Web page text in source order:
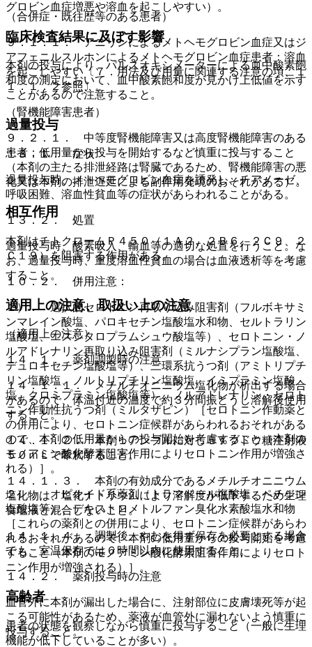
グロビン血症増悪や溶血を起こしやすい）。
臨床検査結果に及ぼす影響
本剤の投与により、パルスオキシメーターによる血中酸素飽
和度の測定において、血中酸素飽和度が見かけ上低値を示す
ことがあるので注意すること。
過量投与
１３．１． 症状
過量投与時、メトヘモグロビン血症を誘発し、チアノーゼ、
呼吸困難、溶血性貧血等の症状があらわれることがある。
１３．２． 処置
過量投与時、酸素吸入、輸血等の適切な処置を行うこと。な
お、過量投与時、重度溶血性貧血の場合は血液透析等を考慮
すること。
適用上の注意、取扱い上の注意
（適用上の注意）
１４．１． 薬剤調製時の注意
１４．１．１． メチルチオニニウム塩化物が析出する場合
があるので、体温付近の温度で約３分間振とうし溶解後使用
すること。
１４．１．２． 本剤１アンプルに対し５％ブドウ糖注射液
５０ｍＬで希釈すること。
１４．１．３． 本剤の有効成分であるメチルチオニニウム
塩化物は、塩化ナトリウムにより溶解度が低下するため生理
食塩液と混合しないこと。
１４．１．４． 調製後、やむを得ず保存を必要とする場合
でも、室温保存では６時間以内に使用すること。
１４．２． 薬剤投与時の注意
血管外に本剤が漏出した場合に、注射部位に皮膚壊死等が起
こる可能性があるため、薬液が血管外に漏れないよう慎重に
投与すること。
（合併症・既往歴等のある患者）
９．１．１． アニリンによるメトヘモグロビン血症又はジ
アフェニルスルホンによるメトヘモグロビン血症患者：溶血
を起こしやすい〔７．用法及び用量に関連する注意の項、１
１．１．２参照〕。
（腎機能障害患者）
９．２．１． 中等度腎機能障害又は高度腎機能障害のある
患者：低用量から投与を開始するなど慎重に投与すること
（本剤の主たる排泄経路は腎臓であるため、腎機能障害の悪
化又は本剤の排泄遅延による副作用発現のおそれがある）。
相互作用
本剤はチトクロームＰ４５０（１Ａ２、２Ｂ６、２Ｃ９、２
Ｃ１９）を阻害する作用がある。
１０．２． 併用注意：
１）． 選択的セロトニン再取り込み阻害剤（フルボキサミ
ンマレイン酸塩、パロキセチン塩酸塩水和物、セルトラリン
塩酸塩、エスシタロプラムシュウ酸塩等）、セロトニン・ノ
ルアドレナリン再取り込み阻害剤（ミルナシプラン塩酸塩、
デュロキセチン塩酸塩等）、三環系抗うつ剤（アミトリプチ
リン塩酸塩、ノルトリプチリン塩酸塩、イミプラミン塩酸
塩、クロミプラミン塩酸塩等）、ノルアドレナリン・セロト
ニン作動性抗うつ剤（ミルタザピン）［セロトニン作動薬と
の併用により、セロトニン症候群があらわれるおそれがある
ので、本剤の低用量からの投与開始を考慮すること（本剤の
モノアミン酸化酵素阻害作用によりセロトニン作用が増強さ
れる）］。
２）． オピオイド系薬剤（トラマドール塩酸塩、ペチジン
塩酸塩等）、デキストロメトルファン臭化水素酸塩水和物
［これらの薬剤との併用により、セロトニン症候群があらわ
れるおそれがあるので、本剤の低用量からの投与開始を考慮
すること（本剤のモノアミン酸化酵素阻害作用によりセロト
ニン作用が増強される）］。
高齢者
患者の状態を観察しながら慎重に投与すること（一般に生理
機能が低下していることが多い）。